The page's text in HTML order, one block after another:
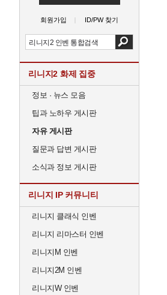
회원가입 ID/PW 찾기
리니지2 화제 집중
정보 · 뉴스 모음
팁과 노하우 게시판
자유 게시판
질문과 답변 게시판
소식과 정보 게시판
리니지 IP 커뮤니티
리니지 클래식 인벤
리니지 리마스터 인벤
리니지M 인벤
리니지2M 인벤
리니지W 인벤